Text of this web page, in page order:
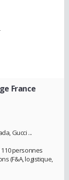
France
Gucci ...
personnes
(F&A, logistique,